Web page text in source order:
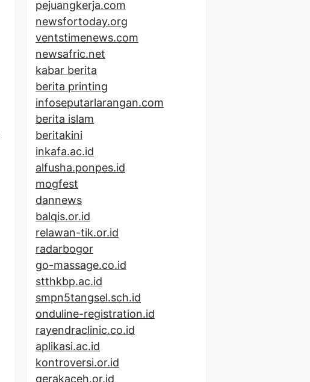
pejuangkerja.com
newsfortoday.org
ventstimenews.com
newsafric.net
kabar berita
berita printing
infoseputarlarangan.com
berita islam
beritakini
inkafa.ac.id
alfusha.ponpes.id
mogfest
dannews
balqis.or.id
relawan-tik.or.id
radarbogor
go-massage.co.id
stthkbp.ac.id
smpn5tangsel.sch.id
onduline-registration.id
rayendraclinic.co.id
aplikasi.ac.id
kontroversi.or.id
gerakaceh.or.id